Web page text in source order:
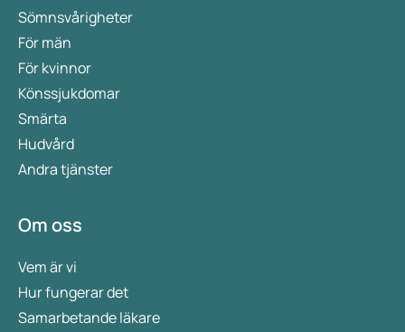
Sömnsvårigheter
För män
För kvinnor
Könssjukdomar
Smärta
Hudvård
Andra tjänster
Om oss
Vem är vi
Hur fungerar det
Samarbetande läkare